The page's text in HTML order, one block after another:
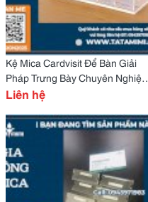
Kệ Mica Cardvisit Để Bàn Giải
Pháp Trưng Bày Chuyên Nghiệp
Và Gọn Gàng
Liên hệ